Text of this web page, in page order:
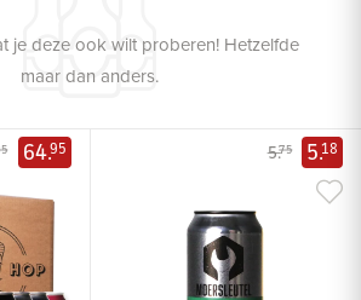
je deze ook wilt proberen! Hetzelfde
maar dan anders.
64.95 5.75 5.18